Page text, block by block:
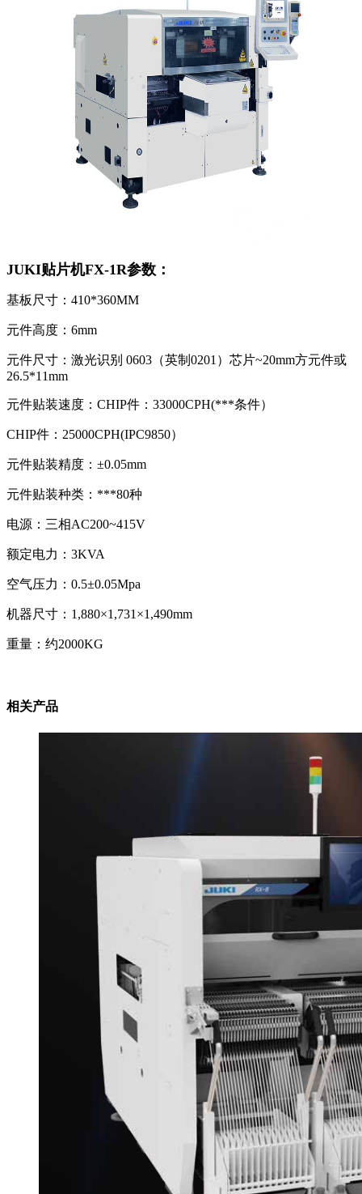
JUKI贴片机FX-1R参数：
基板尺寸：410*360MM
元件高度：6mm
元件尺寸：激光识别 0603（英制0201）芯片~20mm方元件或
26.5*11mm
元件贴装速度：CHIP件：33000CPH(***条件）
CHIP件：25000CPH(IPC9850）
元件贴装精度：±0.05mm
元件贴装种类：***80种
电源：三相AC200~415V
额定电力：3KVA
空气压力：0.5±0.05Mpa
机器尺寸：1,880×1,731×1,490mm
重量：约2000KG
相关产品